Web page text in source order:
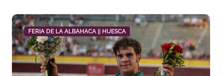
FERIA DE LA ALBAHACA || HUESCA